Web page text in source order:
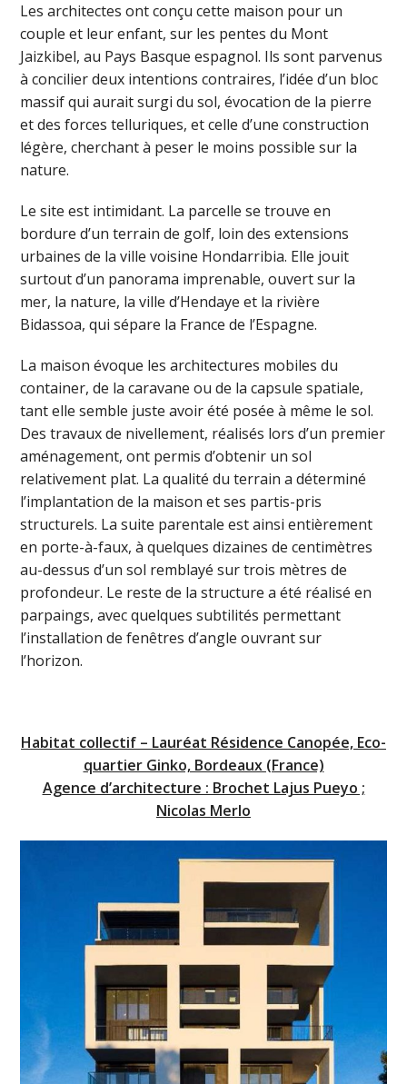
Les architectes ont conçu cette maison pour un
couple et leur enfant, sur les pentes du Mont
Jaizkibel, au Pays Basque espagnol. Ils sont parvenus
à concilier deux intentions contraires, l’idée d’un bloc
massif qui aurait surgi du sol, évocation de la pierre
et des forces telluriques, et celle d’une construction
légère, cherchant à peser le moins possible sur la
nature.
Le site est intimidant. La parcelle se trouve en
bordure d’un terrain de golf, loin des extensions
urbaines de la ville voisine Hondarribia. Elle jouit
surtout d’un panorama imprenable, ouvert sur la
mer, la nature, la ville d’Hendaye et la rivière
Bidassoa, qui sépare la France de l’Espagne.
La maison évoque les architectures mobiles du
container, de la caravane ou de la capsule spatiale,
tant elle semble juste avoir été posée à même le sol.
Des travaux de nivellement, réalisés lors d’un premier
aménagement, ont permis d’obtenir un sol
relativement plat. La qualité du terrain a déterminé
l’implantation de la maison et ses partis-pris
structurels. La suite parentale est ainsi entièrement
en porte-à-faux, à quelques dizaines de centimètres
au-dessus d’un sol remblayé sur trois mètres de
profondeur. Le reste de la structure a été réalisé en
parpaings, avec quelques subtilités permettant
l’installation de fenêtres d’angle ouvrant sur
l’horizon.
Habitat collectif – Lauréat Résidence Canopée, Eco-
quartier Ginko, Bordeaux (France)
Agence d’architecture : Brochet Lajus Pueyo ;
Nicolas Merlo